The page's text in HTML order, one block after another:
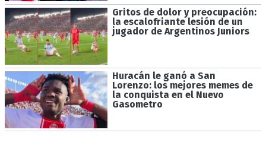
Gritos de dolor y preocupación:
la escalofriante lesión de un
jugador de Argentinos Juniors
Huracán le ganó a San
Lorenzo: los mejores memes de
la conquista en el Nuevo
Gasometro